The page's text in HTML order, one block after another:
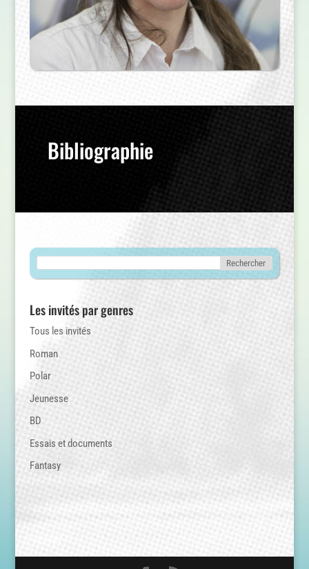
Bibliographie
Les invités par genres
Tous les invités
Roman
Polar
Jeunesse
BD
Essais et documents
Fantasy